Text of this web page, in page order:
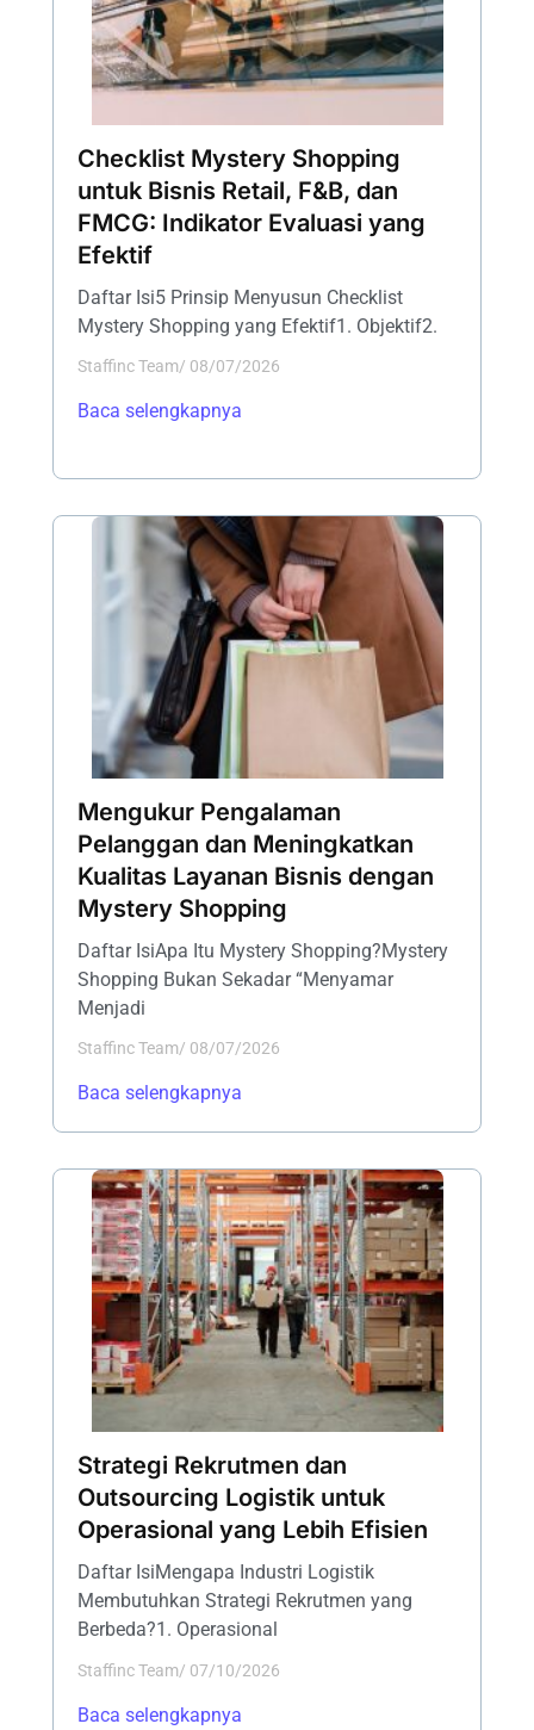
Checklist Mystery Shopping
untuk Bisnis Retail, F&B, dan
FMCG: Indikator Evaluasi yang
Efektif
Daftar Isi5 Prinsip Menyusun Checklist
Mystery Shopping yang Efektif1. Objektif2.
Staffinc Team/ 08/07/2026
Baca selengkapnya
Mengukur Pengalaman
Pelanggan dan Meningkatkan
Kualitas Layanan Bisnis dengan
Mystery Shopping
Daftar IsiApa Itu Mystery Shopping?Mystery
Shopping Bukan Sekadar “Menyamar
Menjadi
Staffinc Team/ 08/07/2026
Baca selengkapnya
Strategi Rekrutmen dan
Outsourcing Logistik untuk
Operasional yang Lebih Efisien
Daftar IsiMengapa Industri Logistik
Membutuhkan Strategi Rekrutmen yang
Berbeda?1. Operasional
Staffinc Team/ 07/10/2026
Baca selengkapnya